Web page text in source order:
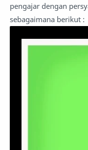
pengajar dengan
sebagaimana berikut :